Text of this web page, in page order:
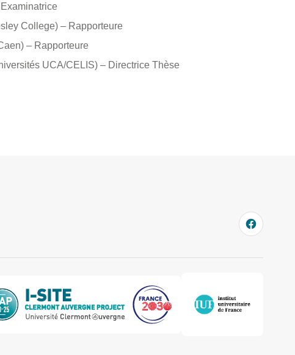
College) – Rapporteure
– Rapporteure
UCA/CELIS) – Directrice Thèse